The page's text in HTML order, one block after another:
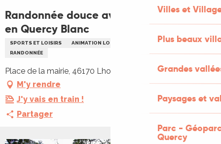
Villes et
Plus beaux
Grandes
Paysages et
Parc -
Quercy
Randonnée douce avec Pique et Pousse
en Quercy Blanc
SPORTS ET LOISIRS ANIMATION LOCALE
SORTIE NATURE
RANDONNÉE
Place de la mairie, 46170 Lhospitalet
M'y rendre
J'y vais en train !
Partager